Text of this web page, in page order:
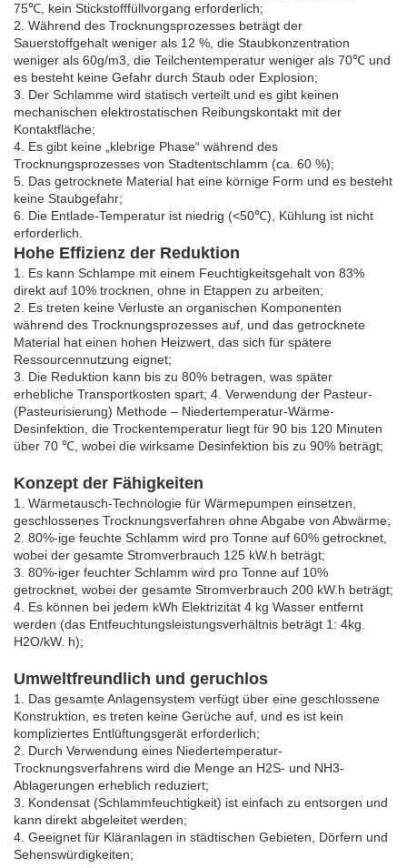
75℃, kein Stickstofffüllvorgang erforderlich;
2. Während des Trocknungsprozesses beträgt der
Sauerstoffgehalt weniger als 12 %, die Staubkonzentration
weniger als 60g/m3, die Teilchentemperatur weniger als 70℃ und
es besteht keine Gefahr durch Staub oder Explosion;
3. Der Schlamme wird statisch verteilt und es gibt keinen
mechanischen elektrostatischen Reibungskontakt mit der
Kontaktfläche;
4. Es gibt keine „klebrige Phase“ während des
Trocknungsprozesses von Stadtentschlamm (ca. 60 %);
5. Das getrocknete Material hat eine körnige Form und es besteht
keine Staubgefahr;
6. Die Entlade-Temperatur ist niedrig (<50℃), Kühlung ist nicht
erforderlich.
Hohe Effizienz der Reduktion
1. Es kann Schlampe mit einem Feuchtigkeitsgehalt von 83%
direkt auf 10% trocknen, ohne in Etappen zu arbeiten;
2. Es treten keine Verluste an organischen Komponenten
während des Trocknungsprozesses auf, und das getrocknete
Material hat einen hohen Heizwert, das sich für spätere
Ressourcennutzung eignet;
3. Die Reduktion kann bis zu 80% betragen, was später
erhebliche Transportkosten spart; 4. Verwendung der Pasteur-
(Pasteurisierung) Methode – Niedertemperatur-Wärme-
Desinfektion, die Trockentemperatur liegt für 90 bis 120 Minuten
über 70 ℃, wobei die wirksame Desinfektion bis zu 90% beträgt;
Konzept der Fähigkeiten
1. Wärmetausch-Technologie für Wärmepumpen einsetzen,
geschlossenes Trocknungsverfahren ohne Abgabe von Abwärme;
2. 80%-ige feuchte Schlamm wird pro Tonne auf 60% getrocknet,
wobei der gesamte Stromverbrauch 125 kW.h beträgt;
3. 80%-iger feuchter Schlamm wird pro Tonne auf 10%
getrocknet, wobei der gesamte Stromverbrauch 200 kW.h beträgt;
4. Es können bei jedem kWh Elektrizität 4 kg Wasser entfernt
werden (das Entfeuchtungsleistungsverhältnis beträgt 1: 4kg.
H2O/kW. h);
Umweltfreundlich und geruchlos
1. Das gesamte Anlagensystem verfügt über eine geschlossene
Konstruktion, es treten keine Gerüche auf, und es ist kein
kompliziertes Entlüftungsgerät erforderlich;
2. Durch Verwendung eines Niedertemperatur-
Trocknungsverfahrens wird die Menge an H2S- und NH3-
Ablagerungen erheblich reduziert;
3. Kondensat (Schlammfeuchtigkeit) ist einfach zu entsorgen und
kann direkt abgeleitet werden;
4. Geeignet für Kläranlagen in städtischen Gebieten, Dörfern und
Sehenswürdigkeiten;